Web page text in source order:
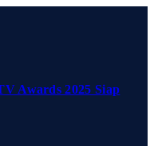
Awards 2025 Siap